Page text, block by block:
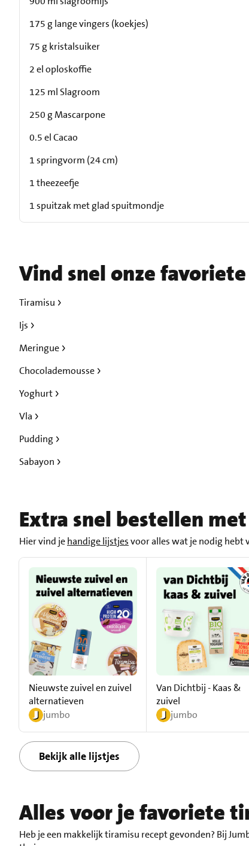
175 g lange vingers (koekjes)
75 g kristalsuiker
2 el oploskoffie
125 ml Slagroom
250 g Mascarpone
0.5 el Cacao
1 springvorm (24 cm)
1 theezeefje
1 spuitzak met glad spuitmondje
Vind snel onze
Tiramisu
Ijs
Meringue
Chocolademousse
Yoghurt
Vla
Pudding
Sabayon
Extra snel bestellen
Hier vind jehandige lijstjesvoor alles wat je nodig hebt
Nieuwste zuivel en zuivel
alternatieven
jumbo
Van Dichtbij - Kaas &
zuivel
jumbo
Bekijk alle lijstjes
Alles voor je favoriete
Heb je een makkelijk tiramisu recept gevonden? Bij